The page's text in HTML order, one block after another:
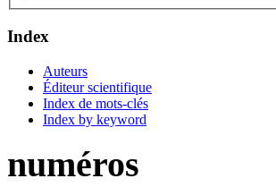
Index
Auteurs
Éditeur scientifique
Index de mots-clés
Index by keyword
numéros